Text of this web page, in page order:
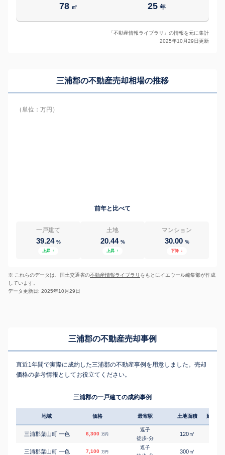
78 ㎡ 25 年
「不動産情報ライブラリ」の情報を元に集計
2025年10月29日更新
三浦郡の不動産売却相場の推移
（単位：万円）
前年と比べて
一戸建て
39.24 %
上昇 ↑
土地
20.44 %
上昇 ↑
マンション
30.00 %
下降 ↓
※ これらのデータは、国土交通省の不動産情報ライブラリ をもとにイエウール編集部が作成
しています。
データ更新日: 2025年10月29日
三浦郡の不動産売却事例
直近1年間で実際に成約した三浦郡の不動産事例を用意しました。売却
価格の参考情報としてお役立てください。
三浦郡の一戸建ての成約事例
地域 価格 最寄駅 土地面積 延床面
三浦郡葉山町 一色 6,300 万円
逗子
徒歩-分
120㎡
三浦郡葉山町 一色 7,100 万円
逗子
300㎡